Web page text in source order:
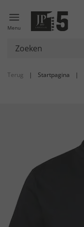
Menu
Terug | Startpagina |